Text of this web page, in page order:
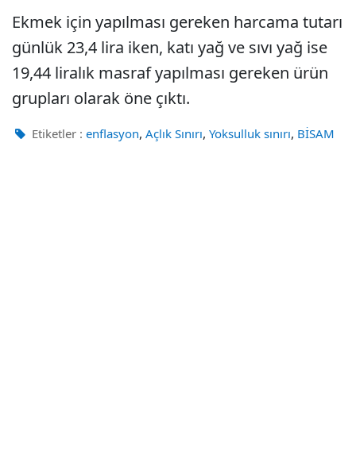
Ekmek için yapılması gereken harcama tutarı
günlük 23,4 lira iken, katı yağ ve sıvı yağ ise
19,44 liralık masraf yapılması gereken ürün
grupları olarak öne çıktı.
Etiketler : enflasyon, Açlık Sınırı, Yoksulluk sınırı, BİSAM